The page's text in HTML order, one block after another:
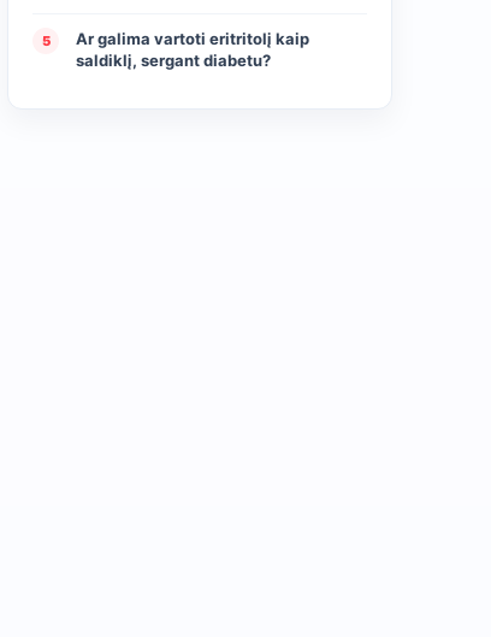
5
Ar galima vartoti eritritolį kaip
saldiklį, sergant diabetu?